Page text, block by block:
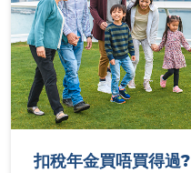
扣稅年金買唔買得過?